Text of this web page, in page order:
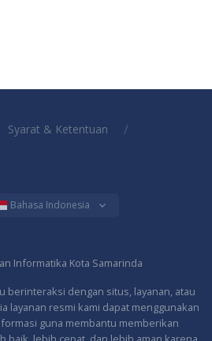
Syarat & Ketentuan /
Bahasa Indonesia
Informatika Kota Samarinda
berinteraksi dengan situs, layanan, atau
layanan resmi kami dapat menggunakan
guna membantu memberikan